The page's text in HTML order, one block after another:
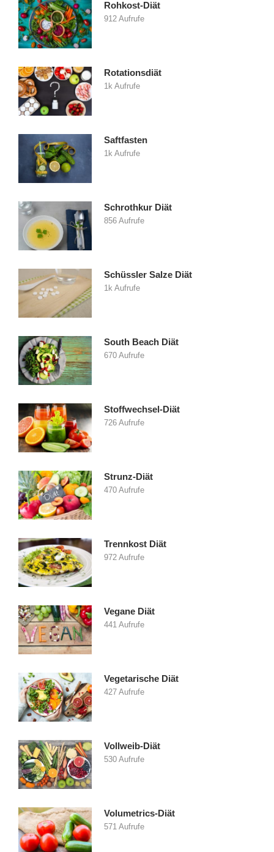
Rohkost-Diät
912 Aufrufe
Rotationsdiät
1k Aufrufe
Saftfasten
1k Aufrufe
Schrothkur Diät
856 Aufrufe
Schüssler Salze Diät
1k Aufrufe
South Beach Diät
670 Aufrufe
Stoffwechsel-Diät
726 Aufrufe
Strunz-Diät
470 Aufrufe
Trennkost Diät
972 Aufrufe
Vegane Diät
441 Aufrufe
Vegetarische Diät
427 Aufrufe
Vollweib-Diät
530 Aufrufe
Volumetrics-Diät
571 Aufrufe